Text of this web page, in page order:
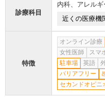
診療科目
内科、 アレルギ
近くの医療機
特徴
オンライン診療
女性医師
スマ
駐車場
英語
バリアフリー
セカンドオピニ